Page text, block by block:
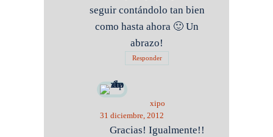
seguir contándolo tan bien
como hasta ahora 🙂 Un
abrazo!
Responder
xipo
31 diciembre, 2012
Gracias! Igualmente!!